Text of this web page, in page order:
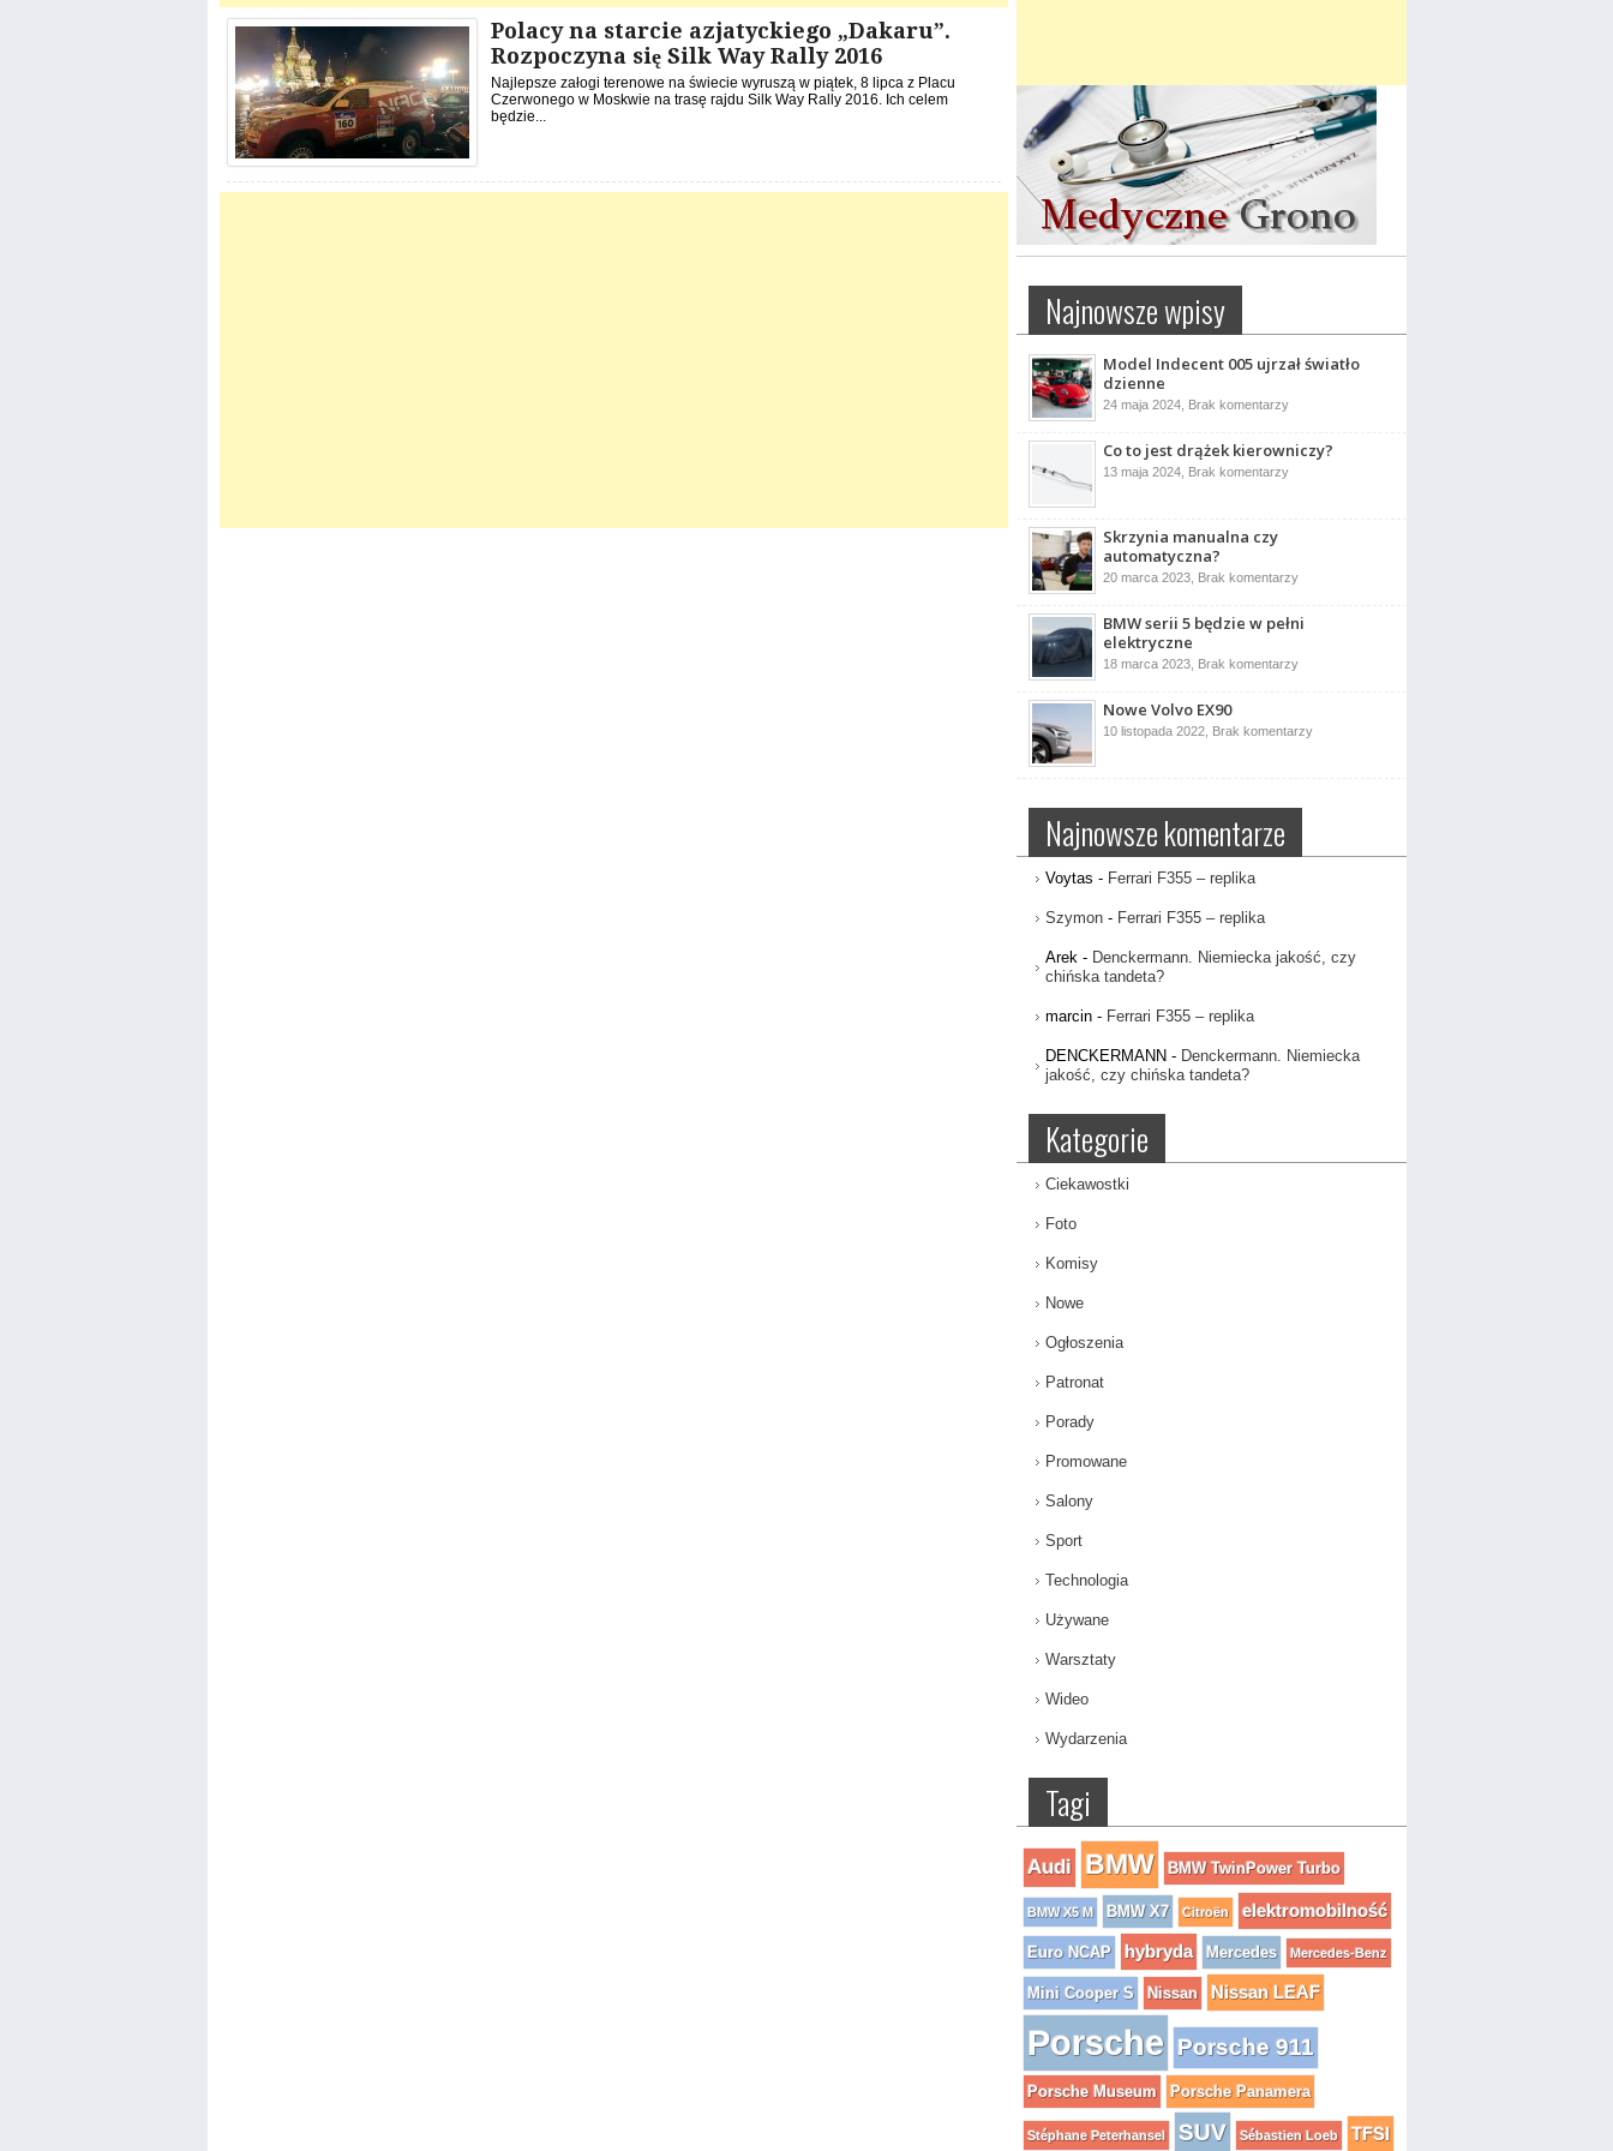
Polacy na starcie azjatyckiego „Dakaru”.
Rozpoczyna się Silk Way Rally 2016
Najlepsze załogi terenowe na świecie wyruszą w piątek, 8 lipca z Placu
Czerwonego w Moskwie na trasę rajdu Silk Way Rally 2016. Ich celem
będzie...
Najnowsze wpisy
Model Indecent 005 ujrzał światło
dzienne
24 maja 2024, Brak komentarzydo
005
ujrzał
światło
Co to jest drążek kierowniczy?
13 maja 2024, Brak komentarzydo
Skrzynia manualna czy
automatyczna?
20 marca 2023, Brak komentarzydo
czy
automatyczna?
BMW serii 5 będzie w pełni
elektryczne
18 marca 2023, Brak komentarzydo
w
Nowe Volvo EX90
10 listopada 2022, Brak komentarzydo
Najnowsze komentarze
Voytas - Ferrari F355 – replika
Szymon- Ferrari F355 – replika
Arek- Denckermann. Niemiecka jakość, czy
chińska tandeta?
marcin- Ferrari F355 – replika
DENCKERMANN - Denckermann. Niemiecka
jakość, czy chińska tandeta?
Kategorie
Ciekawostki
Foto
Komisy
Nowe
Ogłoszenia
Patronat
Porady
Promowane
Salony
Sport
Technologia
Używane
Warsztaty
Wideo
Wydarzenia
Tagi
Audi BMW BMW TwinPower Turbo
BMW X5 M BMW X7 Citroën elektromobilność
Euro NCAP hybryda Mercedes Mercedes-Benz
Mini Cooper S Nissan Nissan LEAF
Porsche Porsche 911
Porsche Museum Porsche Panamera
Stéphane Peterhansel SUV Sébastien Loeb TFSI